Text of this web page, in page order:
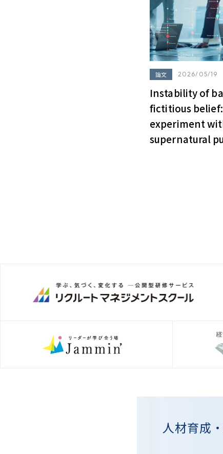
論文 2026/05/19
Instability of
fictitious
experiment
supernatural
人材育成